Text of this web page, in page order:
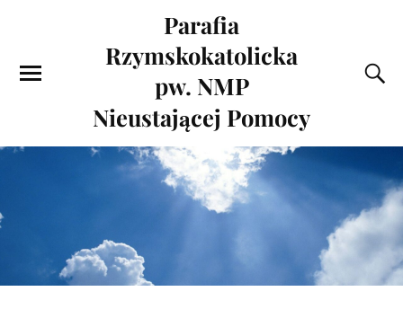
Parafia
Rzymskokatolicka
pw. NMP
Nieustającej Pomocy